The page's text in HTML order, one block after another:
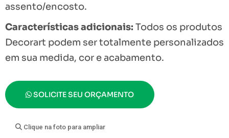
assento/encosto.
Características adicionais: Todos os produtos
Decorart podem ser totalmente personalizados
em sua medida, cor e acabamento.
SOLICITE SEU ORÇAMENTO
Clique na foto para ampliar